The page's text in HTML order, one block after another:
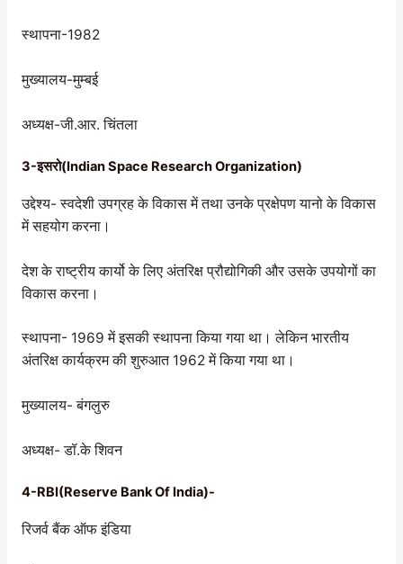
स्थापना-1982
मुख्यालय-मुम्बई
अध्यक्ष-जी.आर. चिंतला
3-इसरो(Indian Space Research Organization)
उद्देश्य- स्वदेशी उपग्रह के विकास में तथा उनके प्रक्षेपण यानो के विकास
में सहयोग करना।
देश के राष्ट्रीय कार्यो के लिए अंतरिक्ष प्रौद्योगिकी और उसके उपयोगों का
विकास करना।
स्थापना- 1969 में इसकी स्थापना किया गया था। लेकिन भारतीय
अंतरिक्ष कार्यक्रम की शुरुआत 1962 में किया गया था।
मुख्यालय- बंगलुरु
अध्यक्ष- डॉ.के शिवन
4-RBI(Reserve Bank Of India)-
रिजर्व बैंक ऑफ इंडिया